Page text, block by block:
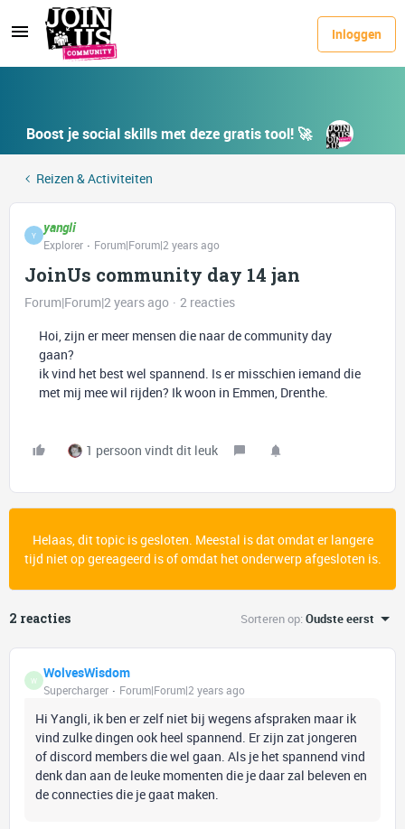
Inloggen
Boost je social skills met deze gratis tool! 🚀
Reizen & Activiteiten
Y yangli
Explorer Forum|Forum|2 years ago
JoinUs community day 14 jan
Forum|Forum|2 years ago
2 reacties
Hoi, zijn er meer mensen die naar de community day
gaan?
ik vind het best wel spannend. Is er misschien iemand die
met mij mee wil rijden? Ik woon in Emmen, Drenthe.
1 persoon vindt dit leuk
Helaas, dit topic is gesloten. Meestal is dat omdat er langere
tijd niet op gereageerd is of omdat het onderwerp afgesloten is.
2 reacties Sorteren op:Oudste eerst
W WolvesWisdom
Supercharger Forum|Forum|2 years ago
Hi Yangli, ik ben er zelf niet bij wegens afspraken maar ik
vind zulke dingen ook heel spannend. Er zijn zat jongeren
of discord members die wel gaan. Als je het spannend vind
denk dan aan de leuke momenten die je daar zal beleven en
de connecties die je gaat maken.